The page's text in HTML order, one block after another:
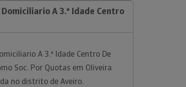
A 3.ª Idade Centro
A 3.ª Idade Centro De
Soc. Por Quotas em Oliveira
no distrito de Aveiro.